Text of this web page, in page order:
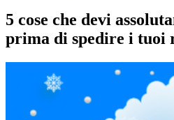
5 cose che devi
prima di spedire i tuoi